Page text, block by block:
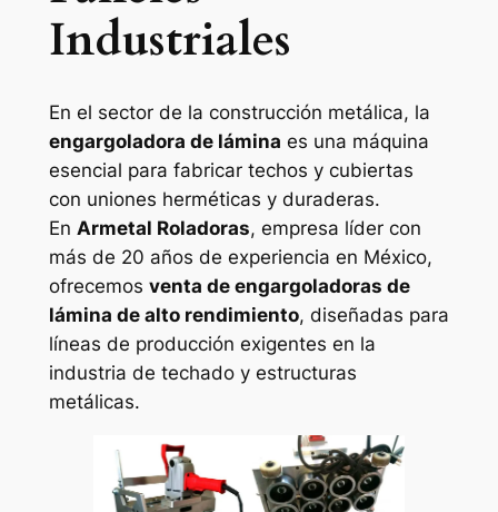
Industriales
En el sector de la construcción metálica, la
engargoladora de lámina es una máquina
esencial para fabricar techos y cubiertas
con uniones herméticas y duraderas.
En Armetal Roladoras, empresa líder con
más de 20 años de experiencia en México,
ofrecemos venta de engargoladoras de
lámina de alto rendimiento, diseñadas para
líneas de producción exigentes en la
industria de techado y estructuras
metálicas.